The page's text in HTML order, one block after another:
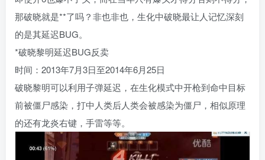
那破晓就是**了吗？非也非也，生化中破晓最让人记忆深刻
的是其延迟BUG。
*破晓黎明延迟BUG反卖
时间：2013年7月3日至2014年6月25日
破晓黎明可以利用子弹延迟，在生化模式中开枪到命中目标
前被僵尸感染，打中人类后人类会被感染为僵尸，相似原理
的还有龙炎右键，手雷等等。